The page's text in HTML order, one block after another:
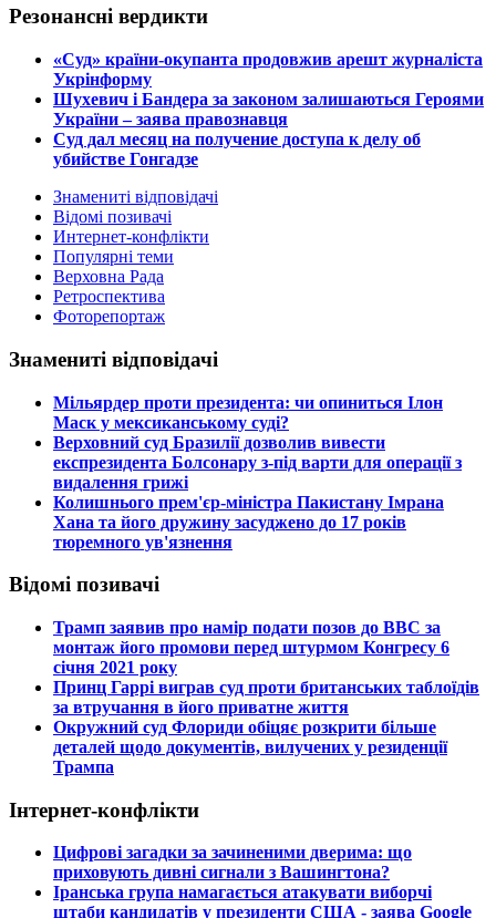
Резонансні вердикти
​«Суд» країни-окупанта продовжив арешт журналіста
Укрінформу
Шухевич і Бандера за законом залишаються Героями
України – заява правознавця
Суд дал месяц на получение доступа к делу об
убийстве Гонгадзе
Знамениті відповідачі
Відомі позивачі
Интернет-конфлікти
Популярні теми
Верховна Рада
Ретроспектива
Фоторепортаж
Знамениті відповідачі
​Мільярдер проти президента: чи опиниться Ілон
Маск у мексиканському суді?
​Верховний суд Бразилії дозволив вивести
експрезидента Болсонару з-під варти для операції з
видалення грижі
​Колишнього прем'єр-міністра Пакистану Імрана
Хана та його дружину засуджено до 17 років
тюремного ув'язнення
Відомі позивачі
​Трамп заявив про намір подати позов до ВВС за
монтаж його промови перед штурмом Конгресу 6
січня 2021 року
​Принц Гаррі виграв суд проти британських таблоїдів
за втручання в його приватне життя
​Окружний суд Флориди обіцяє розкрити більше
деталей щодо документів, вилучених у резиденції
Трампа
Інтернет-конфлікти
​Цифрові загадки за зачиненими дверима: що
приховують дивні сигнали з Вашингтона?
​Іранська група намагається атакувати виборчі
штаби кандидатів у президенти США - заява Google